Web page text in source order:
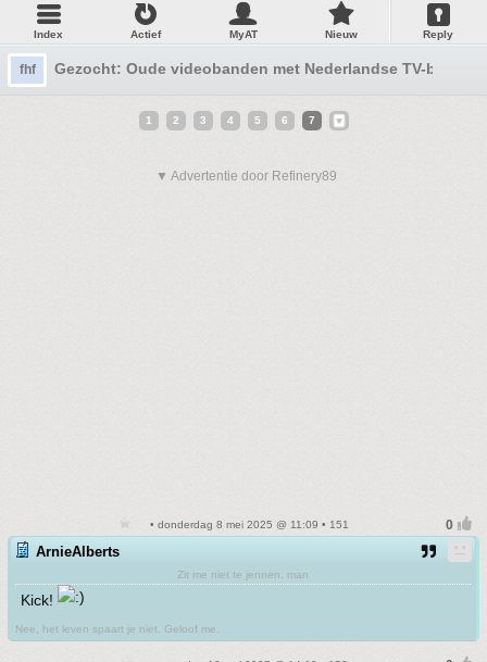
Index Actief MyAT Nieuw Reply
fhf Gezocht: Oude videobanden met Nederlandse TV-
1 2 3 4 5 6 7
▼ Advertentie door Refinery89
• donderdag 8 mei 2025 @ 11:09 • 151
ArnieAlberts
Zit me niet te jennen, man
Kick!
Nee, het leven spaart je niet. Geloof me.